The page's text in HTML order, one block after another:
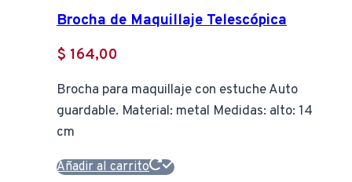
Brocha de Maquillaje Telescópica
$ 164,00
Brocha para maquillaje con estuche Auto
guardable. Material: metal Medidas: alto: 14
cm
Añadir al carrito